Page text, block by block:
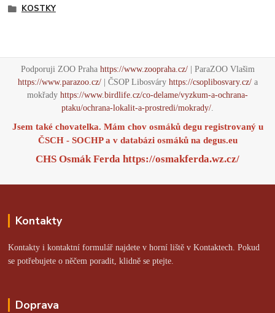
KOSTKY
Podporuji ZOO Praha https://www.zoopraha.cz/| ParaZOO Vlašim
https://www.parazoo.cz/| ČSOP Libosváry https://csoplibosvary.cz/a
mokřady https://www.birdlife.cz/co-delame/vyzkum-a-ochrana-
ptaku/ochrana-lokalit-a-prostredi/mokrady/.
Jsem také chovatelka. Mám chov osmáků degu registrovaný u
ČSCH - SOCHP a v databázi osmáků na degus.eu
CHS Osmák Ferda https://osmakferda.wz.cz/
Kontakty
Kontakty i kontaktní formulář najdete v horní liště v Kontaktech. Pokud
se potřebujete o něčem poradit, klidně se ptejte.
Doprava